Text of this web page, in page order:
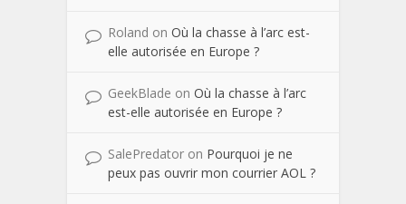
Roland on Où la chasse à l’arc est-
elle autorisée en Europe ?
GeekBlade on Où la chasse à l’arc
est-elle autorisée en Europe ?
SalePredator on Pourquoi je ne
peux pas ouvrir mon courrier AOL ?